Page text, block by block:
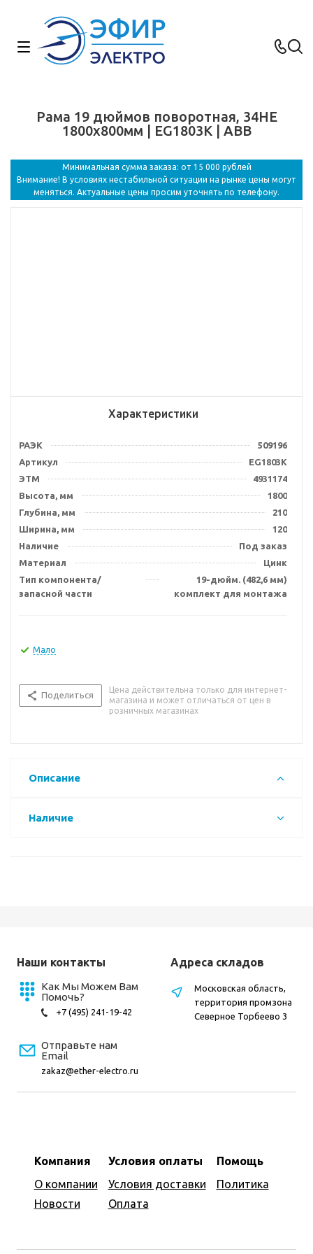
Рама 19 дюймов поворотная, 34HE
1800x800мм | EG1803K | ABB
Минимальная сумма заказа: от 15 000 рублей
Внимание! В условиях нестабильной ситуации на рынке цены могут
меняться. Актуальные цены просим уточнять по телефону.
Характеристики
РАЭК
509196
Артикул
EG1803K
ЭТМ
4931174
Высота, мм
1800
Глубина, мм
210
Ширина, мм
120
Наличие
Под заказ
Материал
Цинк
Тип компонента/
запасной части
19-дюйм. (482,6 мм)
комплект для монтажа
Мало
Поделиться
Цена действительна только для интернет-
магазина и может отличаться от цен в
розничных магазинах
Описание
Наличие
Наши контакты
Как Мы Можем Вам
Помочь?
+7 (495) 241-19-42
Отправьте нам
Email
zakaz@ether-electro.ru
Компания
О компании
Новости
Условия оплаты
Условия доставки
Оплата
Помощь
Политика
Адреса складов
Московская область,
территория промзона
Северное Торбеево 3